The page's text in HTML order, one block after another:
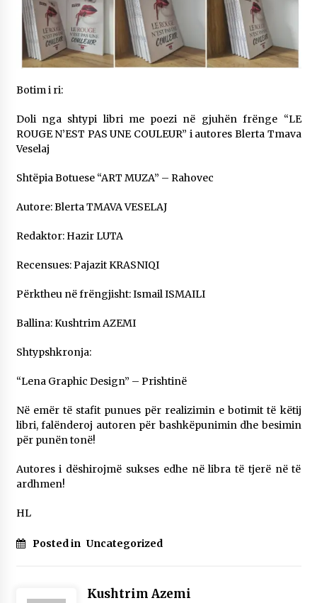
fshin koha”
3 months ago
Dëbimi i shqiptarëve nga Sanxhaku i Nishit dhe
pritja e tyre nga administrata osmane
Themelohet Shoqata “Penda”
4 months ago
Shkruan Blertë Tmava Veselaj ” DIFERENCA”
Botim i ri:
Doli nga shtypi libri me poezi në gjuhën frënge “LE
ROUGE N’EST PAS UNE COULEUR” i autores Blerta Tmava
Veselaj
Shtëpia Botuese “ART MUZA” – Rahovec
Autore: Blerta TMAVA VESELAJ
Redaktor: Hazir LUTA
Recensues: Pajazit KRASNIQI
Përktheu në frëngjisht: Ismail ISMAILI
Ballina: Kushtrim AZEMI
Shtypshkronja:
“Lena Graphic Design” – Prishtinë
Në emër të stafit punues për realizimin e botimit të këtij
libri, falënderoj autoren për bashkëpunimin dhe besimin
për punën tonë!
Autores i dëshirojmë sukses edhe në libra të tjerë në të
ardhmen!
HL
Posted in Uncategorized
Kushtrim Azemi